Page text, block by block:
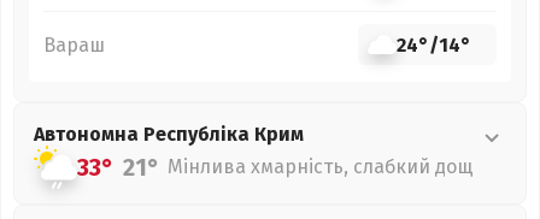
Вараш 24°/14°
Автономна Республіка Крим
33° 21° Мінлива хмарність, слабкий дощ